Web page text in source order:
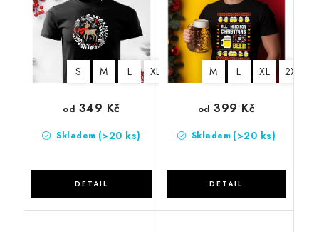
S M L XL 2XL 3XL 4XL 5XL
Skladem (>20 ks)
od 349 Kč
M L XL 2XL
Skladem (>20 ks)
od 399 Kč